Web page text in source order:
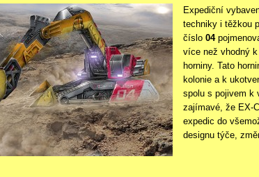
Expediční
techniky i těžkou
číslo 04
více než vhodný
horniny. Tato
kolonie a k
spolu s pojivem k
zajímavé, že EX-
expedic do
designu týče,